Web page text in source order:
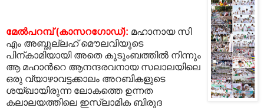
മേല്‍പറമ്പ് (കാസറഗോഡ്): മഹാനായ സി
എം അബ്ദുല്ലഹ് മൌലവിയുടെ
പിന്കാമിയായി അതെ കുടുംബത്തില്‍ നിന്നും
ആ മഹാന്‍റെ ആനന്ദരവനായ സലാലയിലെ
ഒരു വ്യാഴാവട്ടക്കാലം അറബികളുടെ
ശയ്ഖായിരുന്ന ലോകത്തെ ഉന്നത
കലാലയത്തിലെ ഇസ്ലാമിക ബിരുദ